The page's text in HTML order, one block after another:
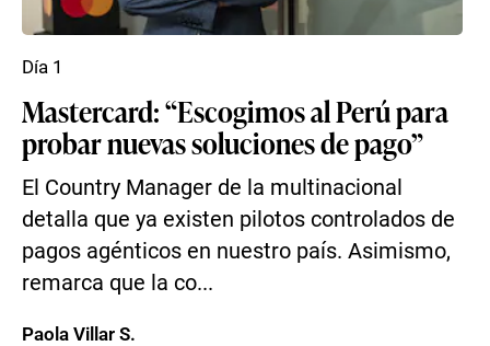
Mastercard: “Escogimos al Perú para
probar nuevas soluciones de pago”
El Country Manager de la multinacional
detalla que ya existen pilotos controlados de
pagos agénticos en nuestro país. Asimismo,
remarca que la co...
Día 1
Paola Villar S.